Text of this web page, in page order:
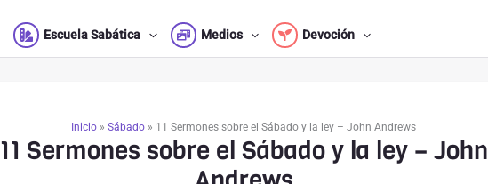
Escuela Sabática Medios Devoción
Inicio » Sábado » 11 Sermones sobre el Sábado y la ley – John Andrews
11 Sermones sobre el Sábado y la ley – John